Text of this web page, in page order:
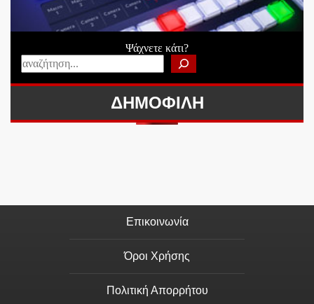
Ψάχνετε κάτι?
ΔΗΜΟΦΙΛΗ
Επικοινωνία
Όροι Χρήσης
Πολιτική Απορρήτου